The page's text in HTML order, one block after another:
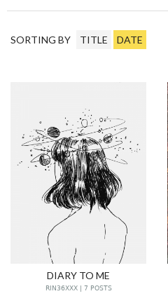
SORTING BY TITLE DATE
DIARY TO ME
RIN36XXX | 7 POSTS